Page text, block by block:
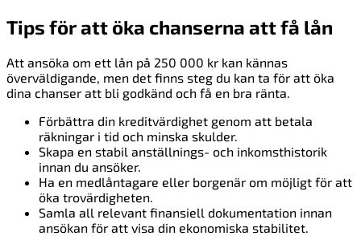
Tips för att öka chanserna att få lån
Att ansöka om ett lån på 250 000 kr kan kännas
överväldigande, men det finns steg du kan ta för att öka
dina chanser att bli godkänd och få en bra ränta.
Förbättra din kreditvärdighet genom att betala
räkningar i tid och minska skulder.
Skapa en stabil anställnings- och inkomsthistorik
innan du ansöker.
Ha en medlåntagare eller borgenär om möjligt för att
öka trovärdigheten.
Samla all relevant finansiell dokumentation innan
ansökan för att visa din ekonomiska stabilitet.